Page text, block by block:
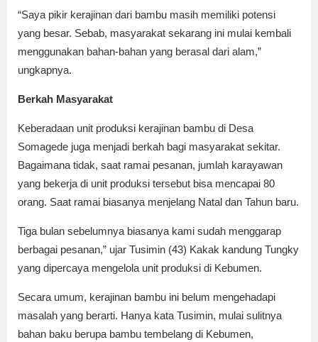
“Saya pikir kerajinan dari bambu masih memiliki potensi
yang besar. Sebab, masyarakat sekarang ini mulai kembali
menggunakan bahan-bahan yang berasal dari alam,”
ungkapnya.
Berkah Masyarakat
Keberadaan unit produksi kerajinan bambu di Desa
Somagede juga menjadi berkah bagi masyarakat sekitar.
Bagaimana tidak, saat ramai pesanan, jumlah karayawan
yang bekerja di unit produksi tersebut bisa mencapai 80
orang. Saat ramai biasanya menjelang Natal dan Tahun baru.
Tiga bulan sebelumnya biasanya kami sudah menggarap
berbagai pesanan,” ujar Tusimin (43) Kakak kandung Tungky
yang dipercaya mengelola unit produksi di Kebumen.
Secara umum, kerajinan bambu ini belum mengehadapi
masalah yang berarti. Hanya kata Tusimin, mulai sulitnya
bahan baku berupa bambu tembelang di Kebumen,